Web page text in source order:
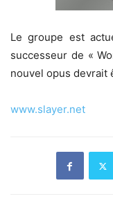
Le groupe est
successeur de «
nouvel opus devrait
www.slayer.net